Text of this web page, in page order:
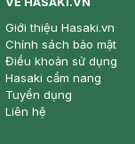
Giới thiệu Hasaki.vn
Chính sách bảo mật
Điều khoản sử dụng
Hasaki cẩm nang
Tuyển dụng
Liên hệ